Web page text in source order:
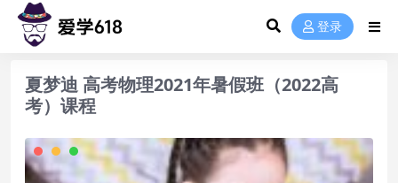
登录
夏梦迪 高考物理2021年暑假班（2022高
考）课程